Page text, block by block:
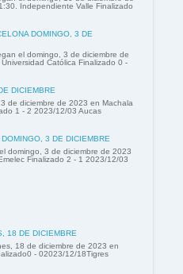
Independiente Valle Finalizado
DOMINGO, 3 DE
el domingo, 3 de diciembre de
Católica Finalizado 0 -
DICIEMBRE
de diciembre de 2023 en Machala
1 - 2 2023/12/03 Aucas
3 DE DICIEMBRE
domingo, 3 de diciembre de 2023
Finalizado 2 - 1 2023/12/03
18 DE DICIEMBRE
18 de diciembre de 2023 en
- 02023/12/18Tigres